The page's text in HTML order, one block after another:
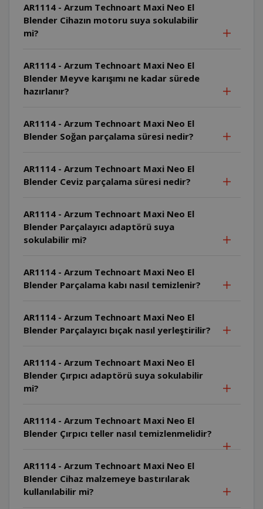
AR1114 - Arzum Technoart Maxi Neo El
Blender Cihazın motoru suya sokulabilir
mi?
AR1114 - Arzum Technoart Maxi Neo El
Blender Meyve karışımı ne kadar sürede
hazırlanır?
AR1114 - Arzum Technoart Maxi Neo El
Blender Soğan parçalama süresi nedir?
AR1114 - Arzum Technoart Maxi Neo El
Blender Ceviz parçalama süresi nedir?
AR1114 - Arzum Technoart Maxi Neo El
Blender Parçalayıcı adaptörü suya
sokulabilir mi?
AR1114 - Arzum Technoart Maxi Neo El
Blender Parçalama kabı nasıl temizlenir?
AR1114 - Arzum Technoart Maxi Neo El
Blender Parçalayıcı bıçak nasıl yerleştirilir?
AR1114 - Arzum Technoart Maxi Neo El
Blender Çırpıcı adaptörü suya sokulabilir
mi?
AR1114 - Arzum Technoart Maxi Neo El
Blender Çırpıcı teller nasıl temizlenmelidir?
AR1114 - Arzum Technoart Maxi Neo El
Blender Cihaz malzemeye bastırılarak
kullanılabilir mi?